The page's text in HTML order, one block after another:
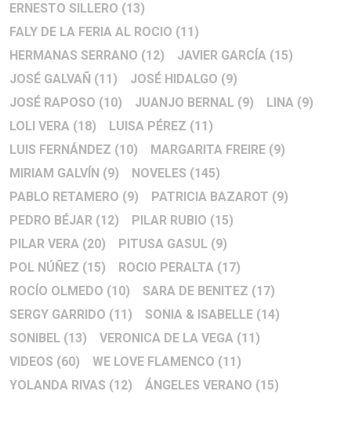
ERNESTO SILLERO (13)
FALY DE LA FERIA AL ROCIO (11)
HERMANAS SERRANO (12) JAVIER GARCÍA (15)
JOSÉ GALVAÑ (11) JOSÉ HIDALGO (9)
JOSÉ RAPOSO (10) JUANJO BERNAL (9) LINA (9)
LOLI VERA (18) LUISA PÉREZ (11)
LUIS FERNÁNDEZ (10) MARGARITA FREIRE (9)
MIRIAM GALVÍN (9) NOVELES (145)
PABLO RETAMERO (9) PATRICIA BAZAROT (9)
PEDRO BÉJAR (12) PILAR RUBIO (15)
PILAR VERA (20) PITUSA GASUL (9)
POL NÚÑEZ (15) ROCIO PERALTA (17)
ROCÍO OLMEDO (10) SARA DE BENITEZ (17)
SERGY GARRIDO (11) SONIA & ISABELLE (14)
SONIBEL (13) VERONICA DE LA VEGA (11)
VIDEOS (60) WE LOVE FLAMENCO (11)
YOLANDA RIVAS (12) ÁNGELES VERANO (15)